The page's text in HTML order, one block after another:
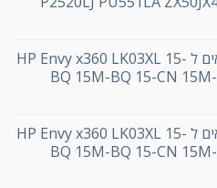
סוללה חליפית 6 תאים ל HP Envy x360 LK03XL 15-
BQ 15M-BQ 15-CN
סוללה מקורית 6 תאים ל HP Envy x360 LK03XL 15-
BQ 15M-BQ 15-CN